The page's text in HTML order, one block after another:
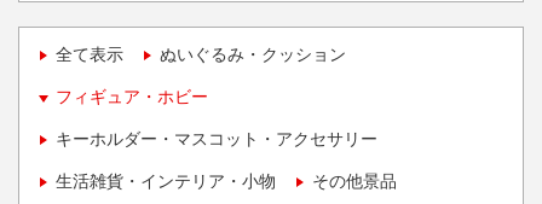
全て表示 ぬいぐるみ・クッション
フィギュア・ホビー
キーホルダー・マスコット・アクセサリー
生活雑貨・インテリア・小物 その他景品